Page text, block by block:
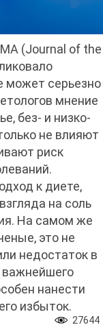
(Journal of the
может серьезно
мнение
без- и низко-
не влияют
риск
к диете,
на соль
На самом же
это не
недостаток в
важнейшего
нанести
избыток.
27644